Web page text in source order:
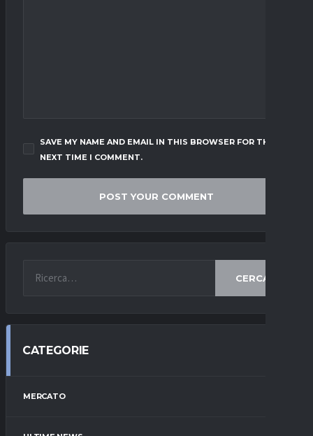
SAVE MY NAME AND EMAIL IN THIS BROWSER FOR THE
NEXT TIME I COMMENT.
CERCA
CATEGORIE
MERCATO